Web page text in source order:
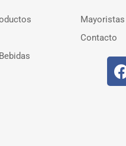
Mayoristas
Contacto